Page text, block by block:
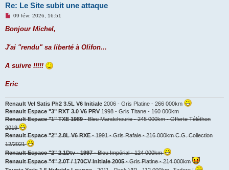
Re: Le Site subit une attaque
M
s
g
o
u
09 févr. 2026, 16:51
Bonjour Michel,
J'ai "rendu" sa liberté à Olifon...
A suivre !!!!!
Eric
Renault Vel Satis Ph2 3.5L V6 Initiale 2006 - Gris Platine - 266 000km
Renault Espace "3" RXT 3.0 V6 PRV 1998 - Gris Titane - 160 000km
Renault Espace "1" TXE 1989- Bleu Mandchourie - 245 000km - Offerte Téléthon
2019
Renault Espace "2" 2.8L V6 RXE- 1991 - Gris Rafale - 216 000km C.G. Collection
12/2021
Renault Espace "2" 2.1Dtv - 1997- Bleu Impérial - 124 000km
Renault Espace "4" 2.0T / 170CV Initiale 2005- Gris Platine - 214 000km